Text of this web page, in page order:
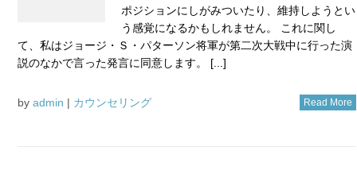
ポジションにしがみついたり、維持しようとい
う感覚になるかもしれません。 これに関し
て、私はジョージ・Ｓ・パターソン将軍が第二次大戦中に行った演
説のなかで言った発言に同意します。 [...]
by admin | カウンセリング Read More